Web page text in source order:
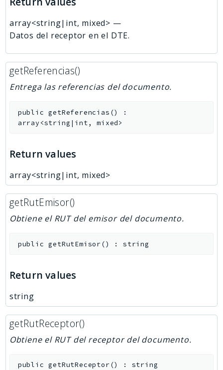
array<string|int, mixed> —
Datos del receptor en el DTE.
getReferencias()
Entrega las referencias del documento.
public getReferencias ()
:
array<string|int, mixed>
Return values
array<string|int, mixed>
getRutEmisor()
Obtiene el RUT del emisor del documento.
public getRutEmisor() :string
Return values
string
getRutReceptor()
Obtiene el RUT del receptor del documento.
public getRutReceptor() : string